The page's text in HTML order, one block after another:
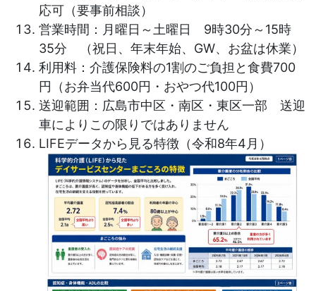
応可（要事前相談）
営業時間：月曜日～土曜日 9時30分～15時
35分 （祝日、年末年始、GW、お盆は休業）
利用料：介護保険料の1割のご負担と食費700
円（お弁当代600円・おやつ代100円）
送迎範囲：広島市中区・南区・東区一部 送迎
車によりこの限りではありません
LIFEデータから見る特徴（令和8年4月）